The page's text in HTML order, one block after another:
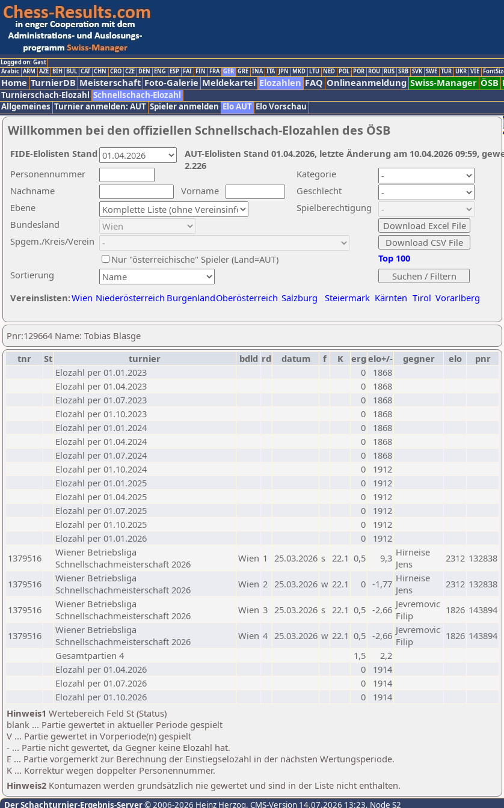
Logged on: Gast
Arabic ARM AZE BIH BUL CAT CHN CRO CZE DEN ENG ESP FAI FIN FRA GER GRE INA ITA JPN MKD LTU NED POL POR ROU RUS SRB SVK SWE TUR UKR VIE
Home TurnierDB Meisterschaft Foto-Galerie Meldekartei Elozahlen FAQ Onlineanmeldung Swiss-Manager ÖSB
Turnierschach-Elozahl Schnellschach-Elozahl
Allgemeines Turnier anmelden: AUT Spieler anmelden Elo AUT Elo Vorschau
Willkommen bei den offiziellen Schnellschach-Elozahlen des ÖSB
Nachname
Vorname
Ebene
Kategorie
Sortierung
Personennummer
Bundesland
Spgem./Kreis/Verein
Geschlecht
Nur "österreichische" Spieler (Land=AUT)
Spielberechtigung
Vereinslisten:Wien Niederösterreich BurgenlandOberösterreich Salzburg Steiermark Kärnten Tirol Vorarlberg
Top 100
AUT-Elolisten Stand 01.04.2026, letzte Änderung am 10.04.2026 09:59,
2.226
FIDE-Elolisten Stand
Pnr:129664 Name: Tobias Blasge
tnr
St turnier bdld rd datum f K erg elo+/- gegner elo
pnr
Elozahl per 01.01.2023
0
1868
Elozahl per 01.04.2023
0
1868
Elozahl per 01.07.2023
0
1868
Elozahl per 01.10.2023
0
1868
Elozahl per 01.01.2024
0
1868
Elozahl per 01.04.2024
0
1868
Elozahl per 01.07.2024
0
1868
Elozahl per 01.10.2024
0
1912
Elozahl per 01.01.2025
0
1912
Elozahl per 01.04.2025
0
1912
Elozahl per 01.07.2025
0
1912
Elozahl per 01.10.2025
0
1912
Elozahl per 01.01.2026
0
1912
1379516
Wiener Betriebsliga
Schnellschachmeisterschaft 2026
Wien 1 25.03.2026 s 22.1 0,5 9,3 Hirneise
Jens
2312 132838
1379516
Wiener Betriebsliga
Schnellschachmeisterschaft 2026
Wien 2 25.03.2026 w 22.1 0 -1,77 Hirneise
Jens
2312 132838
1379516
Wiener Betriebsliga
Schnellschachmeisterschaft 2026
Wien 3 25.03.2026 s 22.1 0,5 -2,66 Jevremovic
Filip
1826 143894
1379516
Wiener Betriebsliga
Schnellschachmeisterschaft 2026
Wien 4 25.03.2026 w 22.1 0,5 -2,66 Jevremovic
Filip
1826 143894
Gesamtpartien 4
1,5
2,2
Elozahl per 01.04.2026
0
1914
Elozahl per 01.07.2026
0
1914
Elozahl per 01.10.2026
0
1914
Hinweis1 Wertebereich Feld St (Status)
blank ... Partie gewertet in aktueller Periode gespielt
V ... Partie gewertet in Vorperiode(n) gespielt
- ... Partie nicht gewertet, da Gegner keine Elozahl hat.
E ... Partie vorgemerkt zur Berechnung der Einstiegselozahl in der nächsten Wertungsperiode.
K ... Korrektur wegen doppelter Personennummer.
Hinweis2 Kontumazen werden grundsätzlich nie gewertet und sind in der Liste nicht enthalten.
Der Schachturnier-Ergebnis-Server© 2006-2026 Heinz Herzog, CMS-Version 14.07.2026 13:23, Node S2